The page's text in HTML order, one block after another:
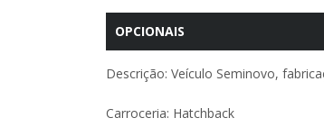
OPCIONAIS
Descrição: Veículo Seminovo,
Carroceria: Hatchback